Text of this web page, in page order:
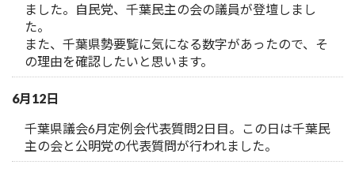
ました。自民党、千葉民主の会の議員が登壇しまし
た。
また、千葉県勢要覧に気になる数字があったので、そ
の理由を確認したいと思います。
6月12日
千葉県議会6月定例会代表質問2日目。この日は千葉民
主の会と公明党の代表質問が行われました。